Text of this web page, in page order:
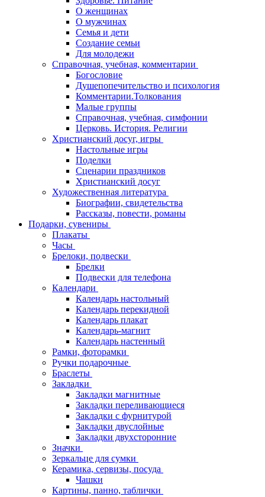
О женщинах
О мужчинах
Семья и дети
Создание семьи
Для молодежи
Справочная, учебная, комментарии
Богословие
Душепопечительство и психология
Комментарии.Толкования
Малые группы
Справочная, учебная, симфонии
Церковь. История. Религии
Христианский досуг, игры
Настольные игры
Поделки
Сценарии праздников
Христианский досуг
Художественная литература
Биографии, свидетельства
Рассказы, повести, романы
Подарки, сувениры
Плакаты
Часы
Брелоки, подвески
Брелки
Подвески для телефона
Календари
Календарь настольный
Календарь перекидной
Календарь плакат
Календарь-магнит
Календарь настенный
Рамки, фоторамки
Ручки подарочные
Браслеты
Закладки
Закладки магнитные
Закладки переливающиеся
Закладки с фурнитурой
Закладки двуслойные
Закладки двухсторонние
Значки
Зеркальце для сумки
Керамика, сервизы, посуда
Чашки
Картины, панно, таблички